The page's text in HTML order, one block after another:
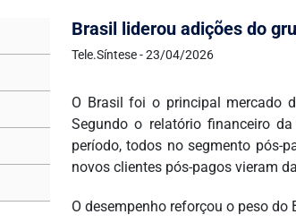
Brasil liderou adições do
Tele.Síntese - 23/04/2026
O Brasil foi o principal mercado
Segundo o relatório financeiro
período, todos no segmento pós-
novos clientes pós-pagos vieram
O desempenho reforçou o peso